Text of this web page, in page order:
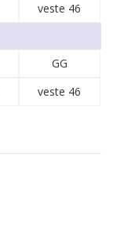
veste 46
GG
veste 46